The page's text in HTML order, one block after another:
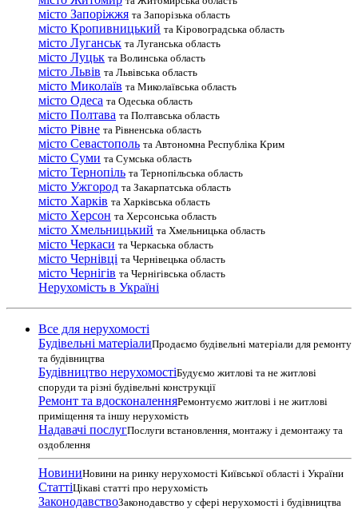
місто Запоріжжя та Запорізька область
місто Кропивницький та Кіровоградська область
місто Луганськ та Луганська область
місто Луцьк та Волинська область
місто Львів та Львівська область
місто Миколаїв та Миколаївська область
місто Одеса та Одеська область
місто Полтава та Полтавська область
місто Рівне та Рівненська область
місто Севастополь та Автономна Республіка Крим
місто Суми та Сумська область
місто Тернопіль та Тернопільська область
місто Ужгород та Закарпатська область
місто Харків та Харківська область
місто Херсон та Херсонська область
місто Хмельницький та Хмельницька область
місто Черкаси та Черкаська область
місто Чернівці та Чернівецька область
місто Чернігів та Чернігівська область
Нерухомість в Україні
Все для нерухомості
Будівельні матеріалиПродаємо будівельні матеріали для ремонту
та будівництва
Будівництво нерухомостіБудуємо житлові та не житлові
споруди та різні будівельні конструкції
Ремонт та вдосконаленняРемонтуємо житлові і не житлові
приміщення та іншу нерухомість
Надавачі послугПослуги встановлення, монтажу і демонтажу та
оздоблення
НовиниНовини на ринку нерухомості Київської області і України
СтаттіЦікаві статті про нерухомість
ЗаконодавствоЗаконодавство у сфері нерухомості і будівництва